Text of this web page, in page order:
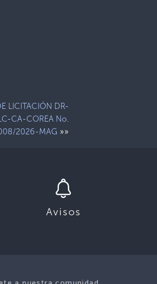
LICITACIÓN DR-
CA-COREA No.
2026-MAG »»
Avisos